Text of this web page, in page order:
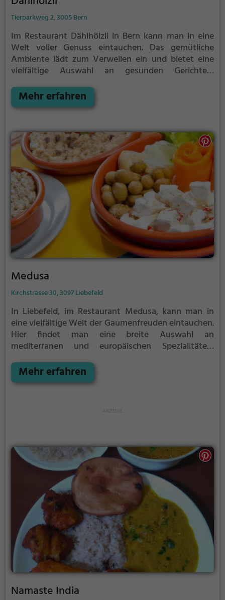
Tierparkweg 2, 3005 Bern
Im Restaurant Dählhölzli in Bern kann man in eine
Welt voller Genuss eintauchen. Das gemütliche
Ambiente lädt zum Verweilen ein und bietet eine
vielfältige Auswahl an gesunden Gerichten,
kulinarisch verwöhnen lassen und die entspannte
Atmosphäre genießen. Ob alleine, zu zweit oder in
Anlass das passende Angebot.
Mehr erfahren
Medusa
Kirchstrasse 30, 3097 Liebefeld
In Liebefeld, im Restaurant Medusa, kann man in
eine vielfältige Welt der Gaumenfreuden eintauchen.
Hier findet man eine breite Auswahl an
mediterranen und europäischen Spezialitäten,
Auch Burger und Pizza, italienische Köstlichkeiten
sowie vegetarische und Halal-Gerichte stehen auf
Mehr erfahren
Namaste India